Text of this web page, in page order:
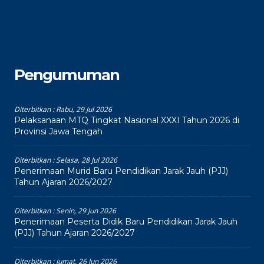
Pengumuman
Diterbitkan :Rabu, 29 Jul 2026
Pelaksanaan MTQ Tingkat Nasional XXXI Tahun 2026 di
Provinsi Jawa Tengah
Diterbitkan :Selasa, 28 Jul 2026
Penerimaan Murid Baru Pendidikan Jarak Jauh (PJJ)
Tahun Ajaran 2026/2027
Diterbitkan :Senin, 29 Jun 2026
Penerimaan Peserta Didik Baru Pendidikan Jarak Jauh
(PJJ) Tahun Ajaran 2026/2027
Diterbitkan :Jumat, 26 Jun 2026